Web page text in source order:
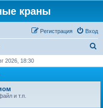
краны
Вход
Регистрация
с
2026, 18:30
и т.п.